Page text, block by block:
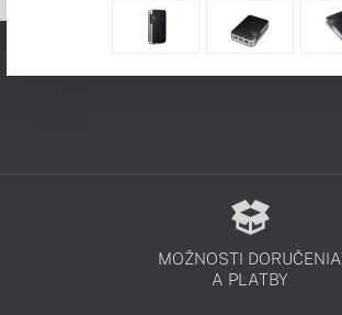
MOŽNOSTI DORUČENIA
A PLATBY